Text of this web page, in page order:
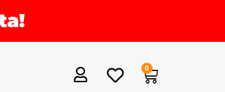
0